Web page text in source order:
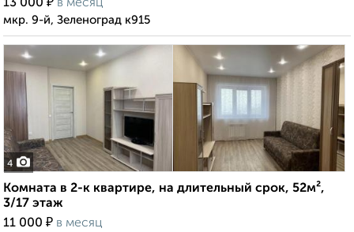
13 000
в месяц
мкр. 9-й, Зеленоград к915
4
Комната в 2-к квартире, на длительный срок, 52м²,
3/17 этаж
11 000 ₽ в месяц